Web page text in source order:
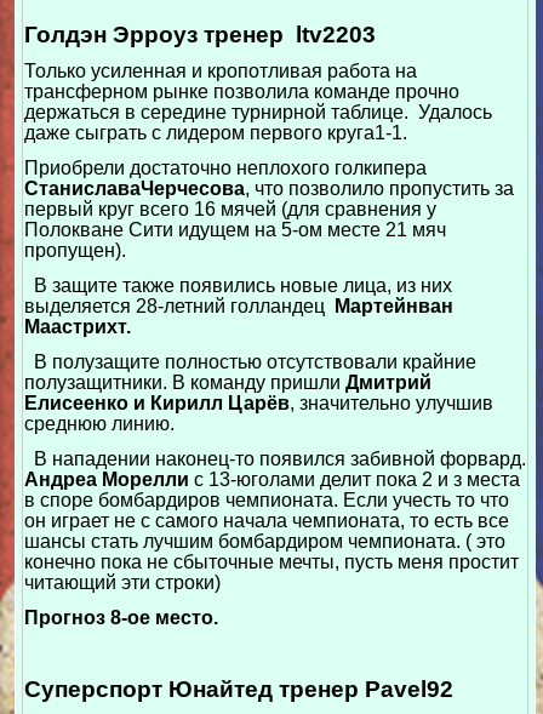
Голдэн Эрроуз тренер ltv2203
Только усиленная и кропотливая работа на
трансферном рынке позволила команде прочно
держаться в середине турнирной таблице. Удалось
даже сыграть с лидером первого круга1-1.
Приобрели достаточно неплохого голкипера
СтаниславаЧерчесова, что позволило пропустить за
первый круг всего 16 мячей (для сравнения у
Полокване Сити идущем на 5-ом месте 21 мяч
пропущен).
В защите также появились новые лица, из них
выделяется 28-летний голландец
Мартейнван
Маастрихт.
В полузащите полностью отсутствовали крайние
полузащитники. В команду пришли Дмитрий
Елисеенко и Кирилл Царёв, значительно улучшив
среднюю линию.
В нападении наконец-то появился забивной форвард.
Андреа Морелли с 13-юголами делит пока 2 и з места
в споре бомбардиров чемпионата. Если учесть то что
он играет не с самого начала чемпионата, то есть все
шансы стать лучшим бомбардиром чемпионата. ( это
конечно пока не сбыточные мечты, пусть меня простит
читающий эти строки)
Прогноз 8-ое место.
Суперспорт Юнайтед тренер Pavel92